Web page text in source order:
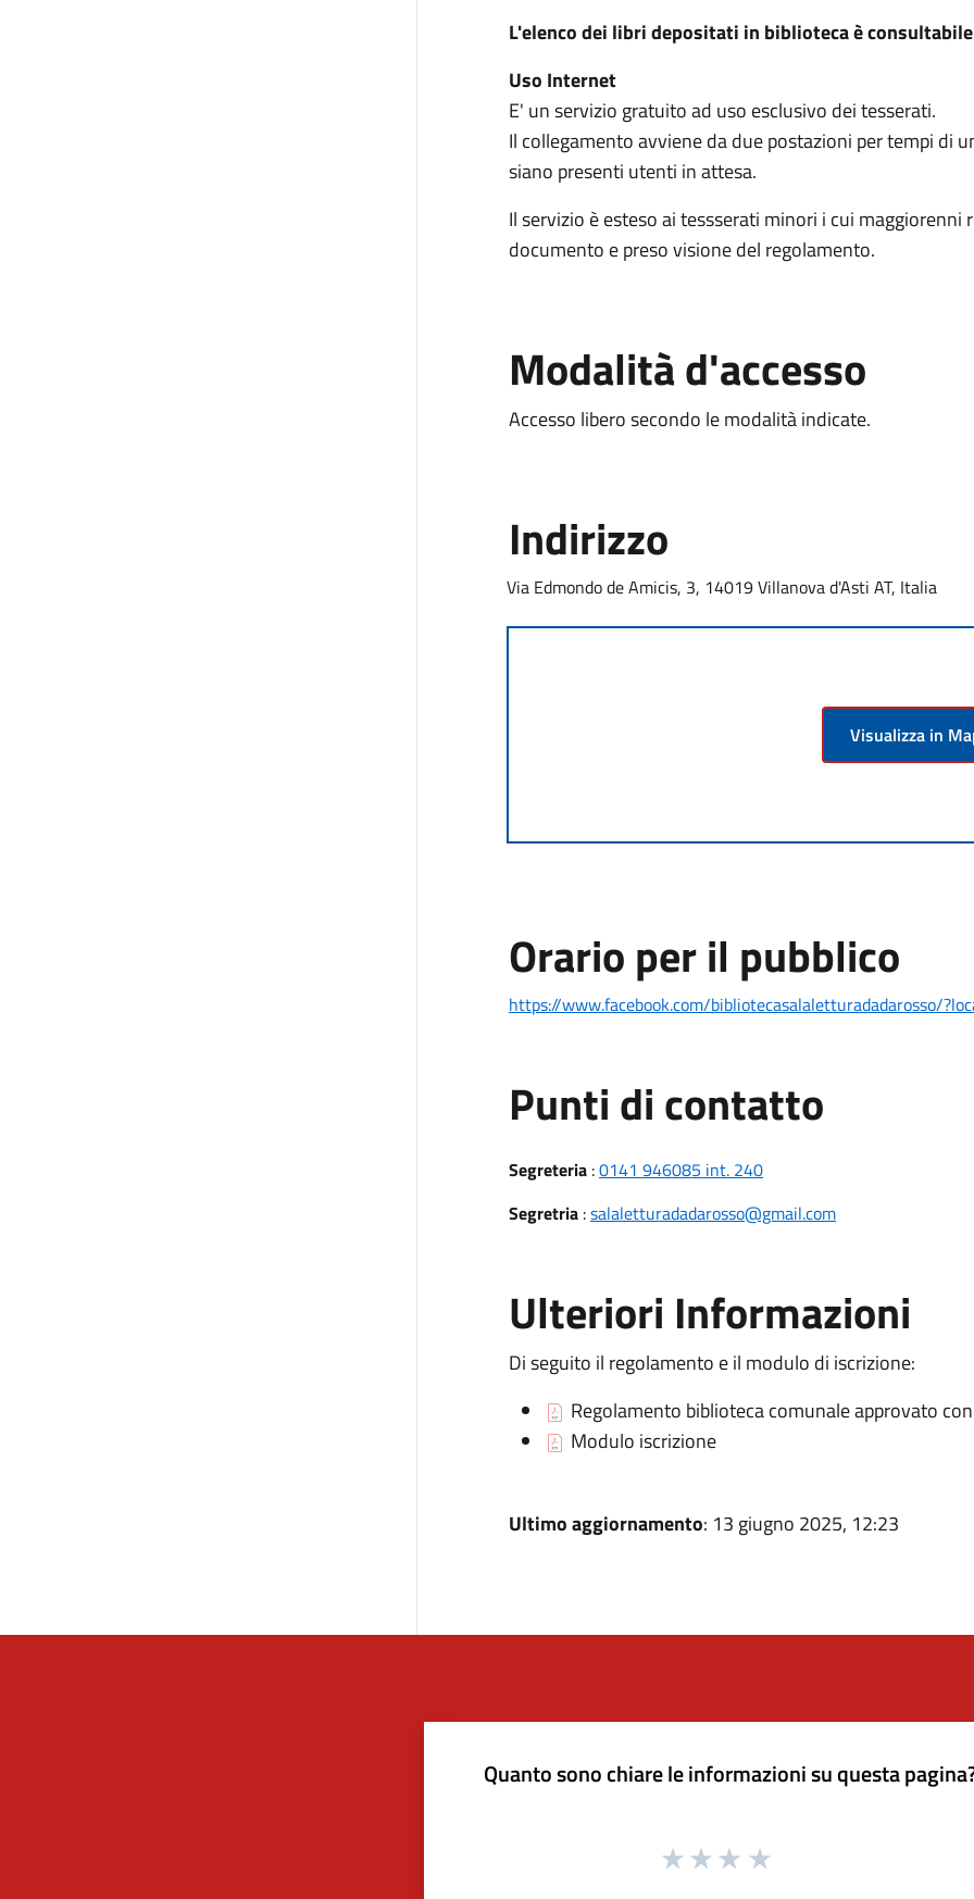
L'elenco dei libri depositati in biblioteca è
Uso Internet
E' un servizio gratuito ad uso esclusivo dei tesserati.
Il collegamento avviene da due postazioni per tempi di
siano presenti utenti in attesa.
Il servizio è esteso ai tessserati minori i cui
documento e preso visione del regolamento.
Modalità d'accesso
Accesso libero secondo le modalità indicate.
Indirizzo
Via Edmondo de Amicis, 3, 14019 Villanova d'Asti AT, Italia
Visualizza in
Orario per il pubblico
https://www.facebook.com/bibliotecasalaletturadadarosso/
Punti di contatto
Segreteria:0141 946085 int. 240
Segretria:salaletturadadarosso@gmail.com
Ulteriori Informazioni
Di seguito il regolamento e il modulo di iscrizione:
Regolamento biblioteca comunale approvato
Modulo iscrizione
Ultimo aggiornamento: 13 giugno 2025, 12:23
Quanto sono chiare le informazioni su questa